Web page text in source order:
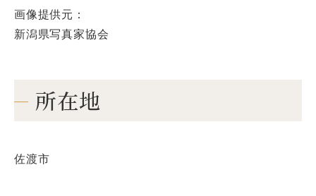
画像提供元：
新潟県写真家協会
所在地
佐渡市